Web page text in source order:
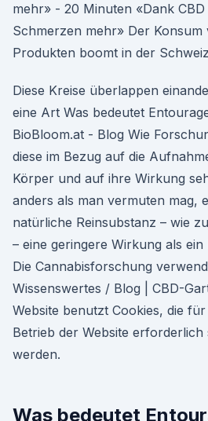
mehr» - 20 Minuten «Dank
Schmerzen mehr» Der Konsum
Produkten boomt in der
Diese Kreise überlappen
eine Art Was bedeutet
BioBloom.at - Blog Wie
diese im Bezug auf die
Körper und auf ihre Wirkung
anders als man vermuten mag,
natürliche Reinsubstanz – wie
– eine geringere Wirkung als
Die Cannabisforschung
Wissenswertes / Blog | CBD-
Website benutzt Cookies, die
Betrieb der Website erforderlich
werden.
Was bedeutet